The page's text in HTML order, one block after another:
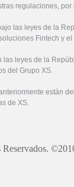
regulaciones, por
las leyes de la
Fintech y
las leyes de la
del Grupo XS.
están
de XS.
Reservados.